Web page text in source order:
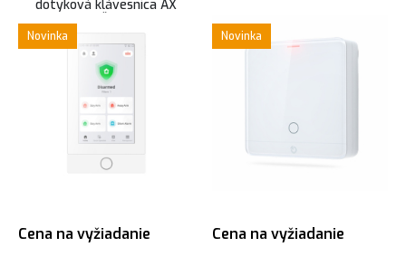
dotyková klávesnica AX
HYBRID Pro, Čítačka kariet,
Novinka
Cena na vyžiadanie
Novinka
Cena na vyžiadanie